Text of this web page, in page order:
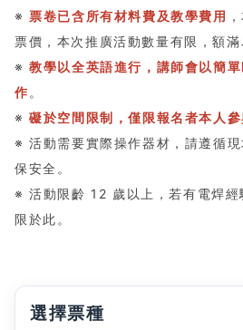
※票卷已含所有材料費及教學費用
票價，本次推廣活動數量有限，額滿
※教學以全英語進行，講師會以簡
作 。
※礙於空間限制，僅限報名者本人
※ 活動需要實際操作器材，請遵循
保安全。
※ 活動限齡 12 歲以上，若有電焊經
限於此。
選擇票種